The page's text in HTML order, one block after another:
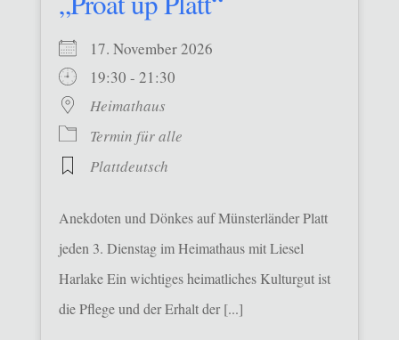
17. November 2026
19:30 - 21:30
Heimathaus
Termin für alle
Plattdeutsch
Anekdoten und Dönkes auf Münsterländer Platt
jeden 3. Dienstag im Heimathaus mit Liesel
Harlake Ein wichtiges heimatliches Kulturgut ist
die Pflege und der Erhalt der [...]